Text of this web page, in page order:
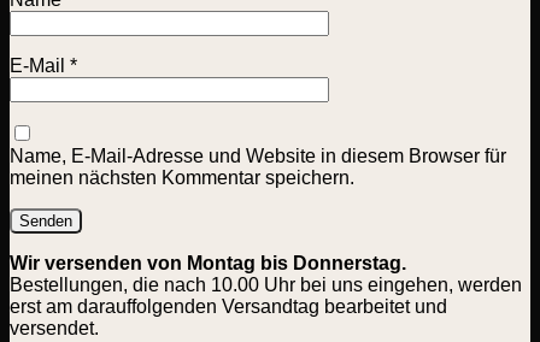
E-Mail *
Name, E-Mail-Adresse und Website in diesem Browser für
meinen nächsten Kommentar speichern.
Wir versenden von Montag bis Donnerstag.
Bestellungen, die nach 10.00 Uhr bei uns eingehen, werden
erst am darauffolgenden Versandtag bearbeitet und
versendet.